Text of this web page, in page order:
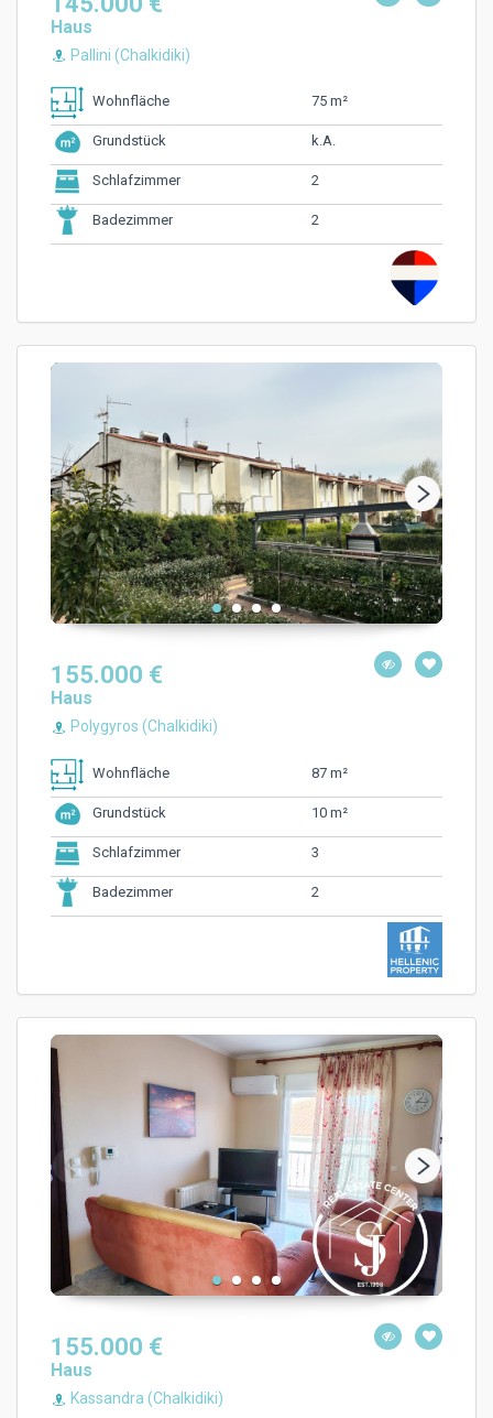
Haus
Pallini (Chalkidiki)
Wohnfläche 75 m²
Grundstück k.A.
Schlafzimmer 2
Badezimmer 2
155.000 €
Haus
Polygyros (Chalkidiki)
Wohnfläche 87 m²
Grundstück 10 m²
Schlafzimmer 3
Badezimmer 2
155.000 €
Haus
Kassandra (Chalkidiki)